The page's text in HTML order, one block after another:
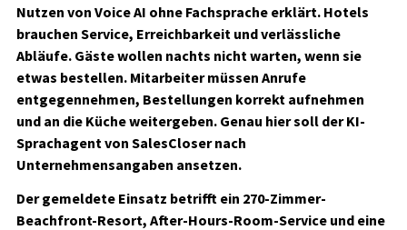
Nutzen von Voice AI ohne Fachsprache erklärt. Hotels
brauchen Service, Erreichbarkeit und verlässliche
Abläufe. Gäste wollen nachts nicht warten, wenn sie
etwas bestellen. Mitarbeiter müssen Anrufe
entgegennehmen, Bestellungen korrekt aufnehmen
und an die Küche weitergeben. Genau hier soll der KI-
Sprachagent von SalesCloser nach
Unternehmensangaben ansetzen.
Der gemeldete Einsatz betrifft ein 270-Zimmer-
Beachfront-Resort, After-Hours-Room-Service und eine